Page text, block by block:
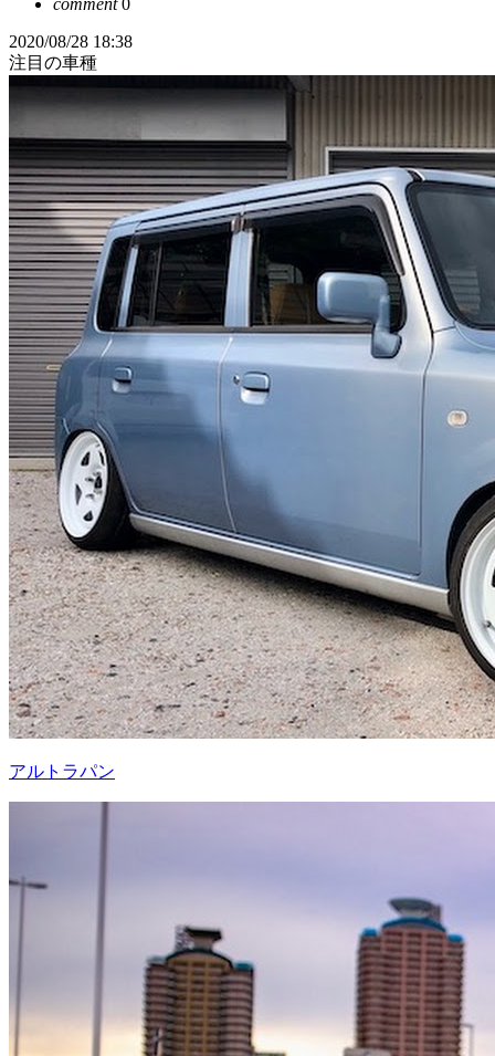
comment0
2020/08/28 18:38
注目の車種
アルトラパン